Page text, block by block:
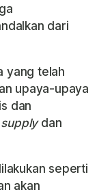
dari
yang telah
upaya-upaya
dan
supply dan
seperti
akan